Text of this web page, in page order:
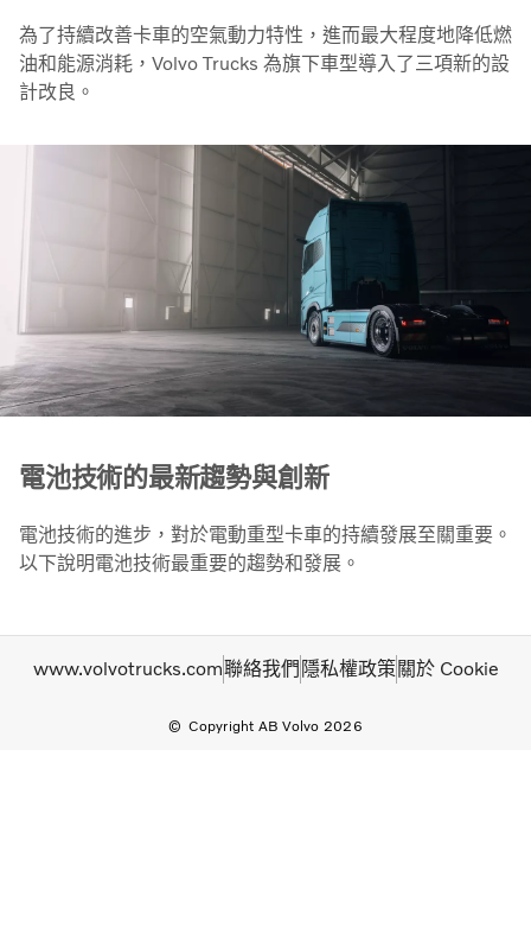
為了持續改善卡車的空氣動力特性，進而最大程度地降低燃
油和能源消耗，Volvo Trucks 為旗下車型導入了三項新的設
計改良。
電池技術的最新趨勢與創新
電池技術的進步，對於電動重型卡車的持續發展至關重要。
以下說明電池技術最重要的趨勢和發展。
Copyright AB Volvo 2026
www.volvotrucks.com聯絡我們 隱私權政策關於 Cookie